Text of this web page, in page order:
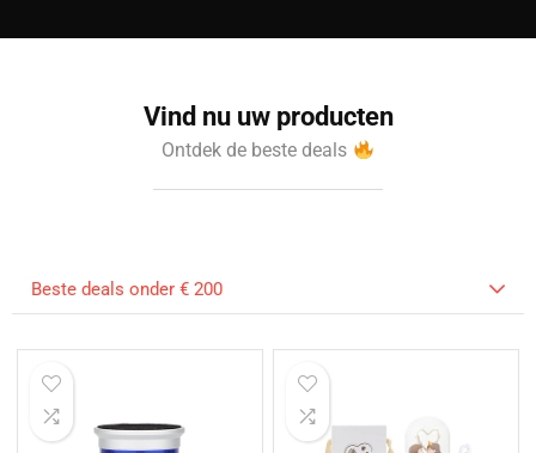
Vind nu uw producten
Ontdek de beste deals
Beste deals onder € 200